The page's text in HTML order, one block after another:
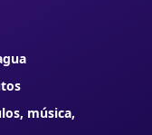
música,